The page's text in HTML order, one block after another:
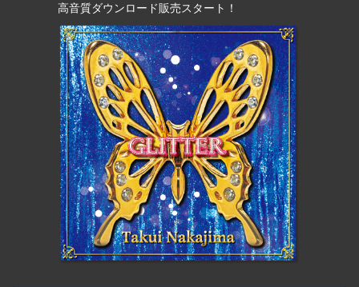
高音質ダウンロード販売スタート！